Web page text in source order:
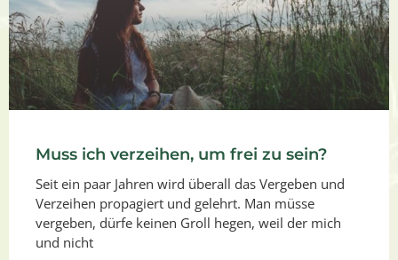
Muss ich verzeihen, um frei zu sein?
Seit ein paar Jahren wird überall das Vergeben und
Verzeihen propagiert und gelehrt. Man müsse
vergeben, dürfe keinen Groll hegen, weil der mich
und nicht